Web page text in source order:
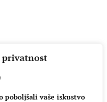
privatnost
poboljšali vaše iskustvo